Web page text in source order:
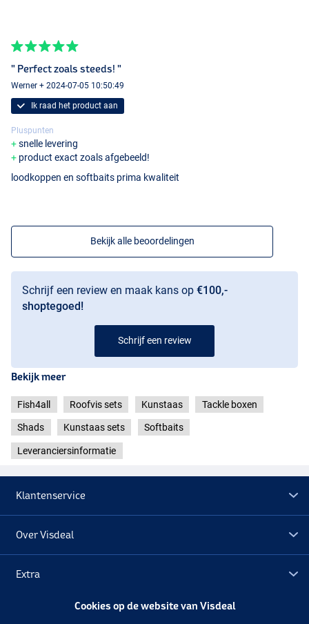
" Perfect zoals steeds! "
Werner + 2024-07-05 10:50:49
Ik raad het product aan
Pluspunten
snelle levering
product exact zoals afgebeeld!
loodkoppen en softbaits prima kwaliteit
Bekijk alle beoordelingen
Schrijf een review en maak kans op €100,-
shoptegoed!
Schrijf een review
Bekijk meer
Fish4all Roofvis sets Kunstaas Tackle boxen
Shads Kunstaas sets Softbaits
Leveranciersinformatie
Klantenservice
Over Visdeal
Extra
Cookies op de website van Visdeal